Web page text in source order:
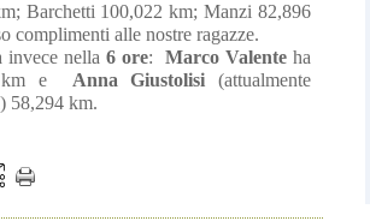
Barchetti 100,022 km; Manzi 82,896
complimenti alle nostre ragazze.
nella 6 ore: Marco Valente ha
km e Anna Giustolisi (attualmente
58,294 km.